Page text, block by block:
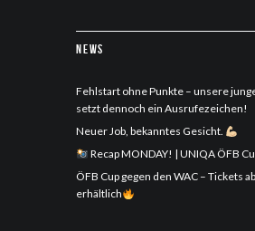
News
Fehlstart ohne Punkte – unsere
setzt dennoch ein Ausrufezeichen!
Neuer Job, bekanntes Gesicht.
Recap MONDAY! | UNIQA ÖFB
ÖFB Cup gegen den WAC – Tickets
erhältlich